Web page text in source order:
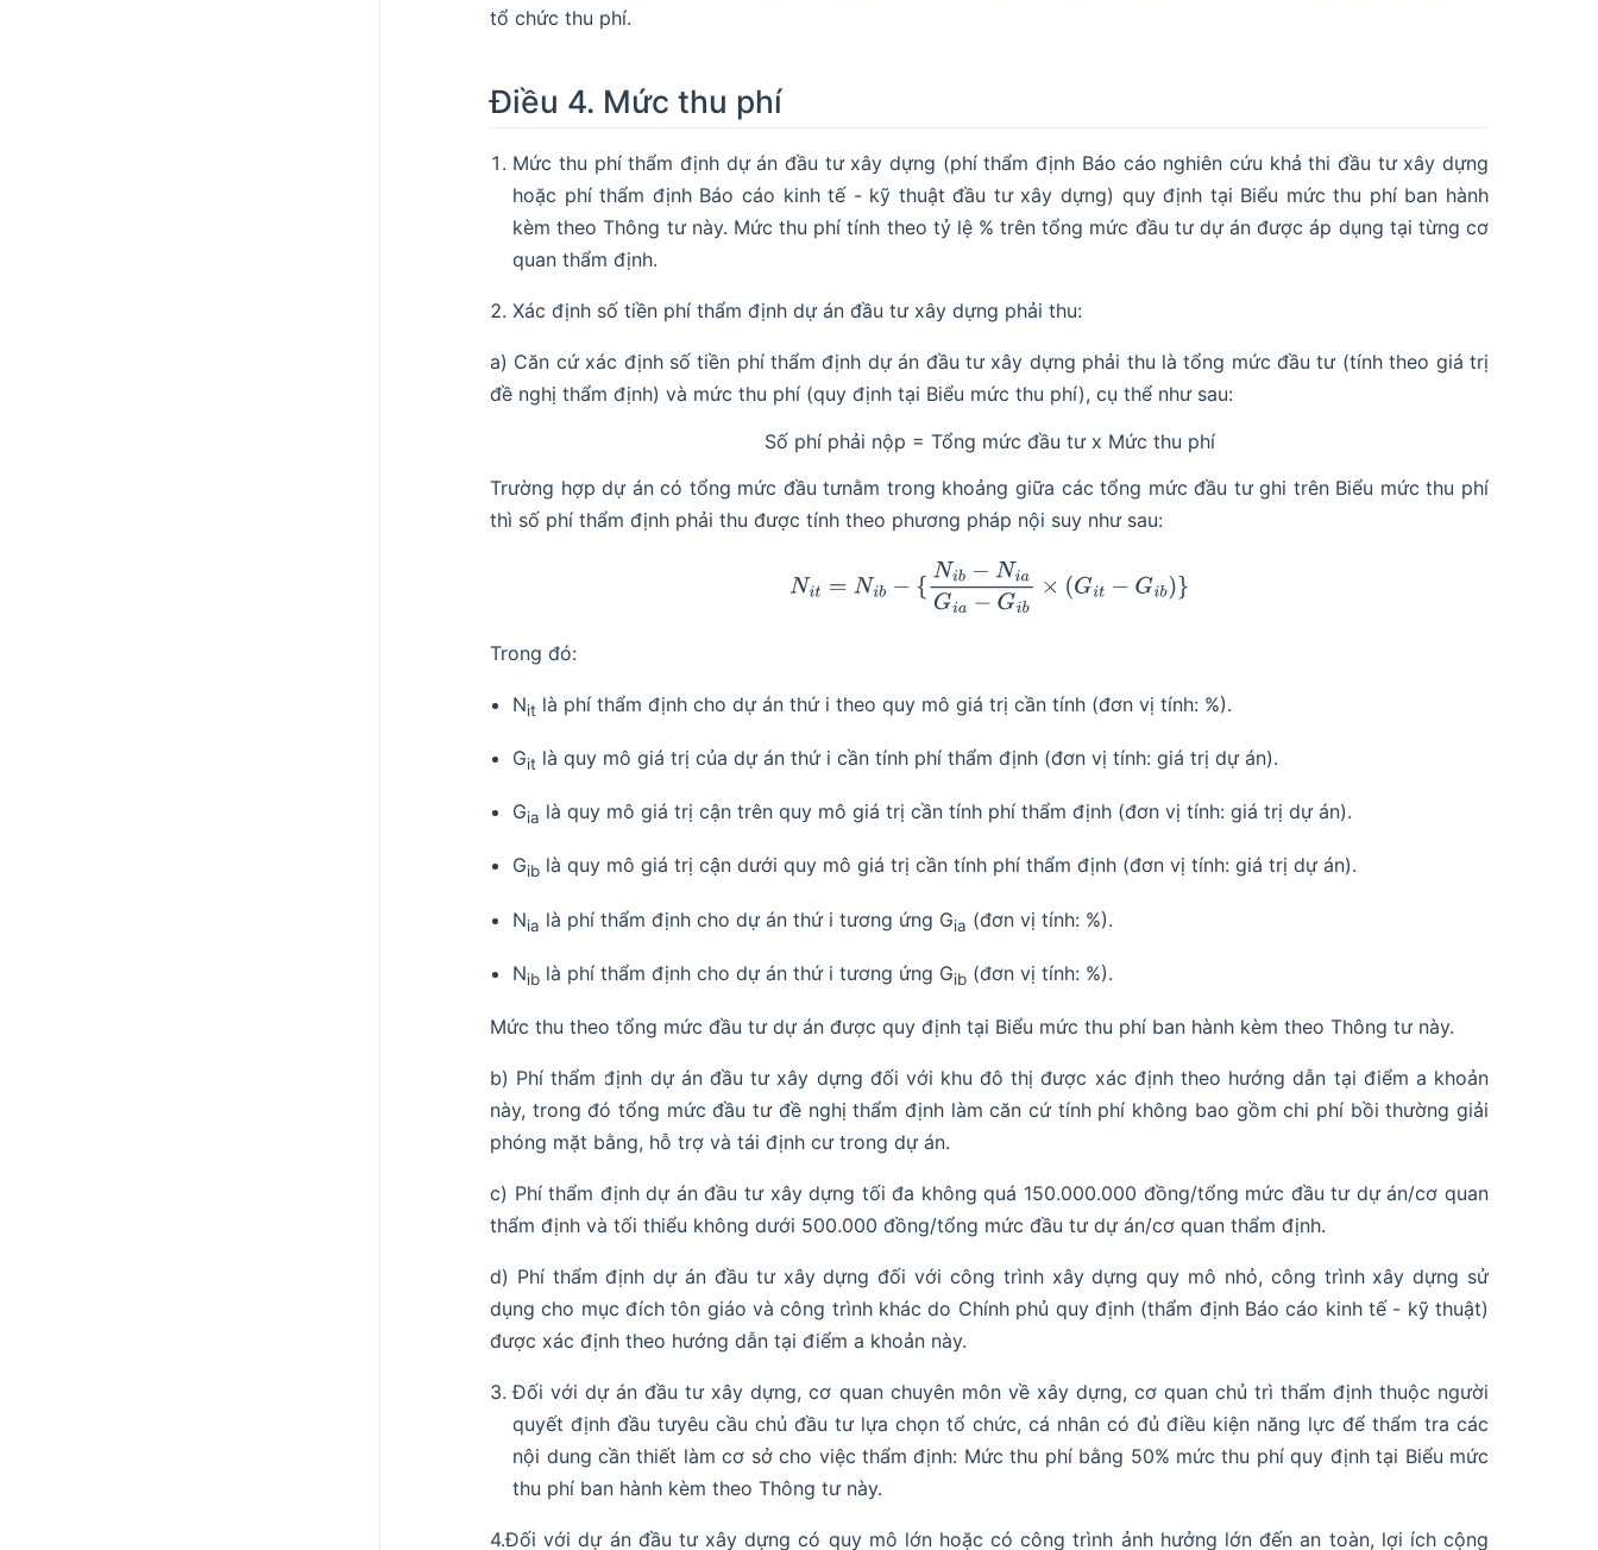
tổ chức thu phí.
Điều 4. Mức thu phí
Mức thu phí thẩm định dự án đầu tư xây dựng (phí thẩm định Báo cáo nghiên cứu khả thi đầu tư xây dựng
hoặc phí thẩm định Báo cáo kinh tế - kỹ thuật đầu tư xây dựng) quy định tại Biểu mức thu phí ban hành
kèm theo Thông tư này. Mức thu phí tính theo tỷ lệ % trên tổng mức đầu tư dự án được áp dụng tại từng cơ
quan thẩm định.
Xác định số tiền phí thẩm định dự án đầu tư xây dựng phải thu:
a) Căn cứ xác định số tiền phí thẩm định dự án đầu tư xây dựng phải thu là tổng mức đầu tư (tính theo giá trị
đề nghị thẩm định) và mức thu phí (quy định tại Biểu mức thu phí), cụ thể như sau:
Số phí phải nộp = Tổng mức đầu tư x Mức thu phí
Trường hợp dự án có tổng mức đầu tưnằm trong khoảng giữa các tổng mức đầu tư ghi trên Biểu mức thu phí
thì số phí thẩm định phải thu được tính theo phương pháp nội suy như sau:
b−N aG ia−G
Trong đó:
Nit là phí thẩm định cho dự án thứ i theo quy mô giá trị cần tính (đơn vị tính: %).
Git là quy mô giá trị của dự án thứ i cần tính phí thẩm định (đơn vị tính: giá trị dự án).
Gia là quy mô giá trị cận trên quy mô giá trị cần tính phí thẩm định (đơn vị tính: giá trị dự án).
Gib là quy mô giá trị cận dưới quy mô giá trị cần tính phí thẩm định (đơn vị tính: giá trị dự án).
Nia là phí thẩm định cho dự án thứ i tương ứng Gia (đơn vị tính: %).
Nib là phí thẩm định cho dự án thứ i tương ứng Gib (đơn vị tính: %).
Mức thu theo tổng mức đầu tư dự án được quy định tại Biểu mức thu phí ban hành kèm theo Thông tư này.
b) Phí thẩm định dự án đầu tư xây dựng đối với khu đô thị được xác định theo hướng dẫn tại điểm a khoản
này, trong đó tổng mức đầu tư đề nghị thẩm định làm căn cứ tính phí không bao gồm chi phí bồi thường giải
phóng mặt bằng, hỗ trợ và tái định cư trong dự án.
c) Phí thẩm định dự án đầu tư xây dựng tối đa không quá 150.000.000 đồng/tổng mức đầu tư dự án/cơ quan
thẩm định và tối thiểu không dưới 500.000 đồng/tổng mức đầu tư dự án/cơ quan thẩm định.
d) Phí thẩm định dự án đầu tư xây dựng đối với công trình xây dựng quy mô nhỏ, công trình xây dựng sử
dụng cho mục đích tôn giáo và công trình khác do Chính phủ quy định (thẩm định Báo cáo kinh tế - kỹ thuật)
được xác định theo hướng dẫn tại điểm a khoản này.
Đối với dự án đầu tư xây dựng, cơ quan chuyên môn về xây dựng, cơ quan chủ trì thẩm định thuộc người
quyết định đầu tưyêu cầu chủ đầu tư lựa chọn tổ chức, cá nhân có đủ điều kiện năng lực để thẩm tra các
nội dung cần thiết làm cơ sở cho việc thẩm định: Mức thu phí bằng 50% mức thu phí quy định tại Biểu mức
thu phí ban hành kèm theo Thông tư này.
4.Đối với dự án đầu tư xây dựng có quy mô lớn hoặc có công trình ảnh hưởng lớn đến an toàn, lợi ích cộng